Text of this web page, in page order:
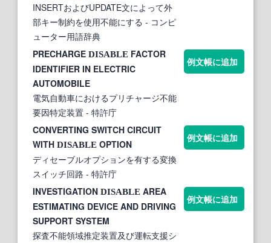
INSERTおよびUPDATE文によって外
部キー制約を使用不能にする - コンピ
ューター用語辞典
PRECHARGE DISABLE FACTOR
IDENTIFIER IN ELECTRIC
AUTOMOBILE
電気自動車におけるプリチャージ不能
要因特定装置 - 特許庁
例文帳に追加
CONVERTING SWITCH CIRCUIT
WITH DISABLE OPTION
ディセーブルオプションを有する変換
スイッチ回路 - 特許庁
例文帳に追加
INVESTIGATION DISABLE AREA
ESTIMATING DEVICE AND DRIVING
SUPPORT SYSTEM
探査不能領域推定装置及び運転支援シ
例文帳に追加